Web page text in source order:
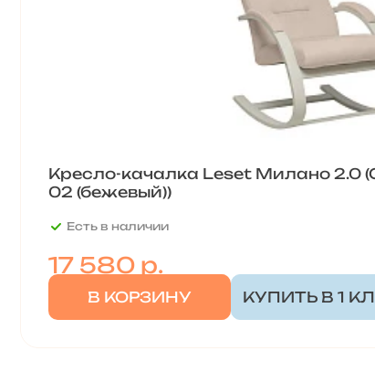
Кресло-качалка Leset Милано 2.0
02 (бежевый))
Есть в наличии
17 580р.
В КОРЗИНУ КУПИТЬ В 1